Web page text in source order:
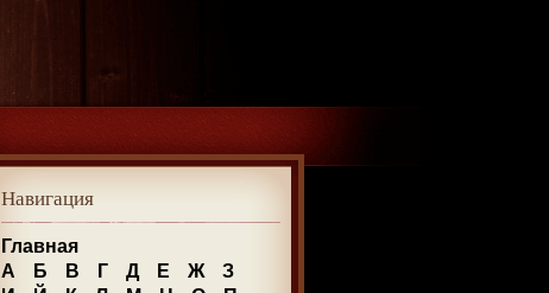
Навигация
Главная
А
Б В Г Д Е Ж
З